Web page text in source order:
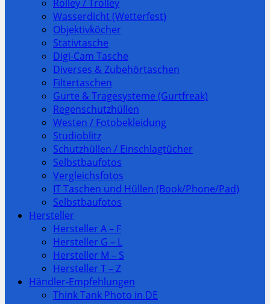
Rolley / Trolley
Wasserdicht (Wetterfest)
Objektivköcher
Stativtasche
Digi-Cam Tasche
Diverses & Zubehörtaschen
Filtertaschen
Gurte & Tragesysteme (Gurtfreak)
Regenschutzhüllen
Westen / Fotobekleidung
Studioblitz
Schutzhüllen / Einschlagtücher
Selbstbaufotos
Vergleichsfotos
IT Taschen und Hüllen (Book/Phone/Pad)
Selbstbaufotos
Hersteller
Hersteller A – F
Hersteller G – L
Hersteller M – S
Hersteller T – Z
Händler-Empfehlungen
Think Tank Photo in DE